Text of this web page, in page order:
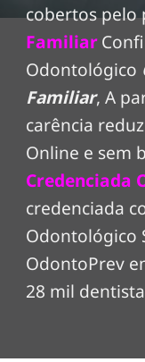
cobertos pelo
Familiar
Odontológico
Familiar, A
carência
Online e sem
Credenciada
credenciada
Odontológico
OdontoPrev
28 mil